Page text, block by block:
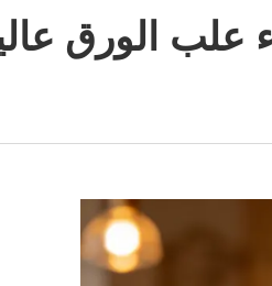
علب الورق